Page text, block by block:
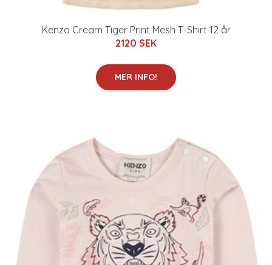
Kenzo Cream Tiger Print Mesh T-Shirt 12 år
2120 SEK
MER INFO!